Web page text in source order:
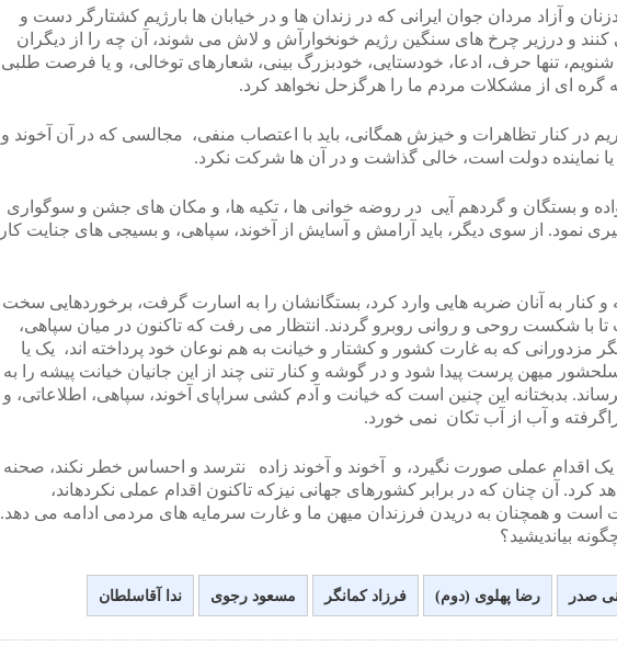
و آزاد مردان جوان ایرانی که در زندان ها و در خیابان ها بارژیم کشتارگر دست و
کنند و درزیر چرخ های سنگین رژیم خونخوارآش و لاش می شوند، آن چه را از دیگران
تنها حرف، ادعا، خودستایی، خودبزرگ بینی، شعارهای توخالی، و یا فرصت طلبی
گره ای از مشکلات مردم ما را هرگزحل نخواهد کرد.
در کنار تظاهرات و خیزش همگانی، باید با اعتصاب منفی، مجالسی که در آن آخوند و
و یا نماینده دولت است، خالی گذاشت و در آن ها شرکت نکرد.
و بستگان و گردهم آیی در روضه خوانی ها ، تکیه ها، و مکان های جشن و سوگواری
نمود. از سوی دیگر، باید آرامش و آسایش از آخوند، سپاهی، و بسیجی های جنایت کار
و کنار به آنان ضربه هایی وارد کرد، بستگانشان را به اسارت گرفت، برخوردهایی سخت
تا با شکست روحی و روانی روبرو گردند. انتظار می رفت که تاکنون در میان سپاهی،
مزدورانی که به غارت کشور و کشتار و خیانت به هم نوعان خود پرداخته اند، یک یا
میهن پرست پیدا شود و در گوشه و کنار تنی چند از این جانیان خیانت پیشه را به
بدبختانه این چنین است که خیانت و آدم کشی سراپای آخوند، سپاهی، اطلاعاتی، و
و آب از آب تکان نمی خورد.
یک اقدام عملی صورت نگیرد، و آخوند و آخوند زاده نترسد و احساس خطر نکند، صحنه
کرد. آن چنان که در برابر کشورهای جهانی نیزکه تاکنون اقدام عملی نکردهاند،
است و همچنان به دریدن فرزندان میهن ما و غارت سرمایه های مردمی ادامه می دهد.
بیاندیشید؟
صدر رضا پهلوی (دوم) فرزاد کمانگر مسعود رجوی ندا آقاسلطان